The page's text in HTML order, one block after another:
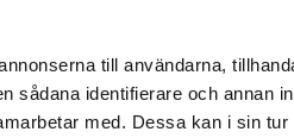
till användarna,
sådana identifierare och annan
med. Dessa kan i sin